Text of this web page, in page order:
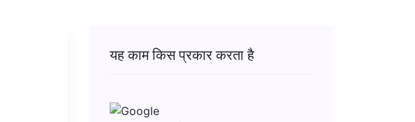
यह काम किस प्रकार करता है